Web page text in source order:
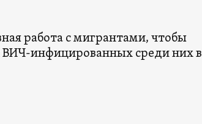
работа с мигрантами, чтобы
ВИЧ-инфицированных среди них в